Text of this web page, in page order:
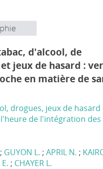
d'alcool, de
jeux de hasard :
en matière de
drogues, jeux de hasard
de l'intégration des
; GUYON L. ;APRIL N. ;
; CHAYER L.